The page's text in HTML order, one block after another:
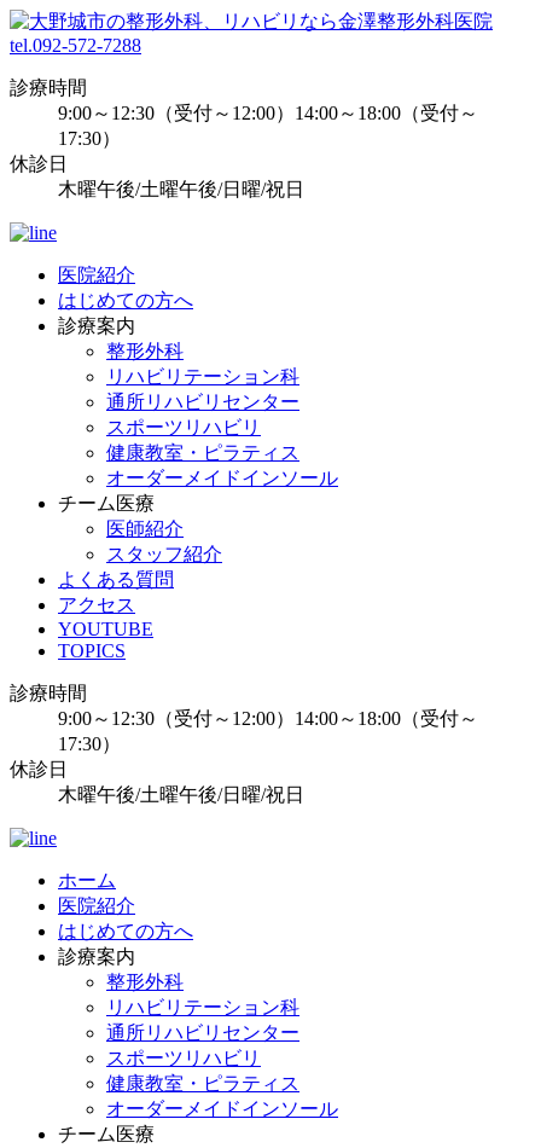
tel.092-572-7288
診療時間
9:00～12:30（受付～12:00）14:00～18:00（受付～
17:30）
休診日
木曜午後/土曜午後/日曜/祝日
医院紹介
はじめての方へ
診療案内
整形外科
リハビリテーション科
通所リハビリセンター
スポーツリハビリ
健康教室・ピラティス
オーダーメイドインソール
チーム医療
医師紹介
スタッフ紹介
よくある質問
アクセス
YOUTUBE
TOPICS
診療時間
9:00～12:30（受付～12:00）14:00～18:00（受付～
17:30）
休診日
木曜午後/土曜午後/日曜/祝日
ホーム
医院紹介
はじめての方へ
診療案内
整形外科
リハビリテーション科
通所リハビリセンター
スポーツリハビリ
健康教室・ピラティス
オーダーメイドインソール
チーム医療